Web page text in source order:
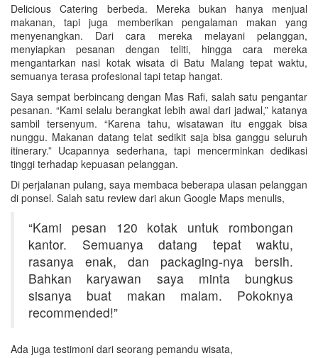
Delicious Catering berbeda. Mereka bukan hanya menjual
makanan, tapi juga memberikan pengalaman makan yang
menyenangkan. Dari cara mereka melayani pelanggan,
menyiapkan pesanan dengan teliti, hingga cara mereka
mengantarkan nasi kotak wisata di Batu Malang tepat waktu,
semuanya terasa profesional tapi tetap hangat.
Saya sempat berbincang dengan Mas Rafi, salah satu pengantar
pesanan. “Kami selalu berangkat lebih awal dari jadwal,” katanya
sambil tersenyum. “Karena tahu, wisatawan itu enggak bisa
nunggu. Makanan datang telat sedikit saja bisa ganggu seluruh
itinerary.” Ucapannya sederhana, tapi mencerminkan dedikasi
tinggi terhadap kepuasan pelanggan.
Di perjalanan pulang, saya membaca beberapa ulasan pelanggan
di ponsel. Salah satu review dari akun Google Maps menulis,
“Kami pesan 120 kotak untuk rombongan
kantor. Semuanya datang tepat waktu,
rasanya enak, dan packaging-nya bersih.
Bahkan karyawan saya minta bungkus
sisanya buat makan malam. Pokoknya
recommended!”
Ada juga testimoni dari seorang pemandu wisata,